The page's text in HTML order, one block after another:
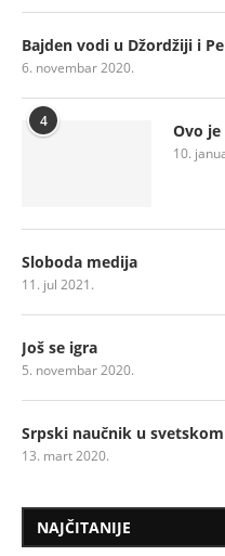
Bajden vodi u Džordžiji i
6. novembar 2020.
4 Ovo
10.
Sloboda medija
11. jul 2021.
Još se igra
5. novembar 2020.
Srpski naučnik u
13. mart 2020.
NAJČITANIJE